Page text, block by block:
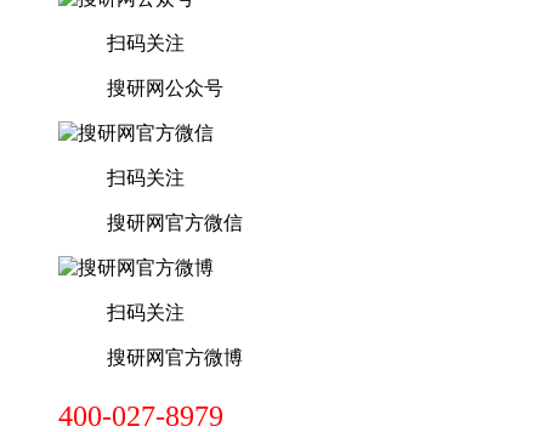
扫码关注
搜研网公众号
扫码关注
搜研网官方微信
扫码关注
搜研网官方微博
400-027-8979